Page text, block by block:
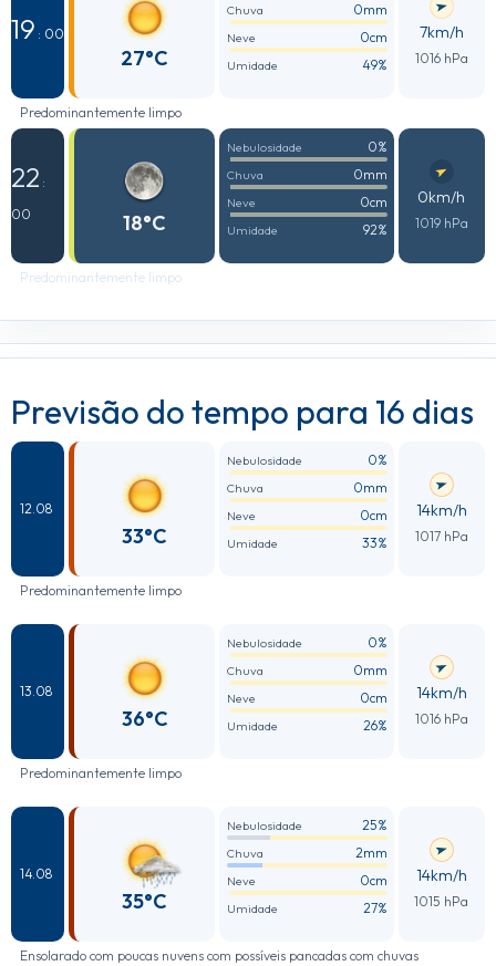
19 : 00
27°C
Chuva 0mm
Neve 0cm
Umidade 49%
7km/h
1016 hPa
Predominantemente limpo
22 :
00
18°C
Nebulosidade 0%
Chuva 0mm
Neve 0cm
Umidade 92%
0km/h
1019 hPa
Predominantemente limpo
Previsão do tempo para 16 dias
12.08
33°C
Nebulosidade 0%
Chuva 0mm
Neve 0cm
Umidade 33%
14km/h
1017 hPa
Predominantemente limpo
13.08
36°C
Nebulosidade 0%
Chuva 0mm
Neve 0cm
Umidade 26%
14km/h
1016 hPa
Predominantemente limpo
14.08
35°C
Nebulosidade 25%
Chuva 2mm
Neve 0cm
Umidade 27%
14km/h
1015 hPa
Ensolarado com poucas nuvens com possíveis pancadas com chuvas